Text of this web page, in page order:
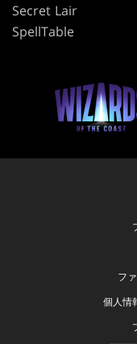
Secret Lair
SpellTable
フ
個人情